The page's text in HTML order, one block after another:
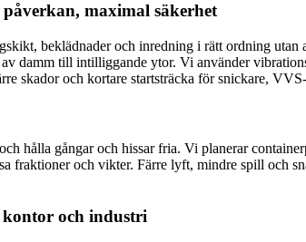
maximal säkerhet
beklädnader och inredning i rätt ordning utan
damm till intilliggande ytor. Vi använder
skador och kortare startsträcka för snickare,
hålla gångar och hissar fria. Vi planerar
fraktioner och vikter. Färre lyft, mindre spill och
kontor och industri